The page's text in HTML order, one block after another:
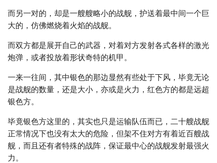
而另一对的，却是一艘艘略小的战舰，护送着最中间一个巨
大的，仿佛燃烧着火焰的战舰。
而双方都是展开自己的武器，对着对方发射各式各样的激光
炮弹，或者投放着形状奇特的机甲。
一来一往间，其中银色的那边显然有些处于下风，毕竟无论
是战舰的数量，还是大小，亦或是火力，红色方的都是远超
银色方。
毕竟银色方这里的，其实也只是运输队伍而已，二十艘战舰
正常情况下也没有太大的危险，但架不住对方有着近百艘战
舰，而且还有者特殊的战阵，保证最中心的战舰发射最强火
力。